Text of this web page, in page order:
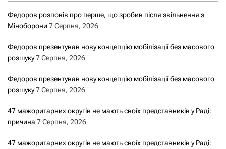
Федоров розповів про перше, що зробив після звільнення з
Міноборони 7 Серпня, 2026
Федоров презентував нову концепцію мобілізації без масового
розшуку7 Серпня, 2026
Федоров презентував нову концепцію мобілізації без масового
розшуку7 Серпня, 2026
47 мажоритарних округів не мають своїх представників у Раді:
причина 7 Серпня, 2026
47 мажоритарних округів не мають своїх представників у Раді: